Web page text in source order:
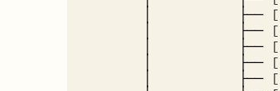
│ ├── [1.4M
│ ├── [1.4M
│ ├── [1.4M
│ ├── [1.4M
│ ├── [1.4M